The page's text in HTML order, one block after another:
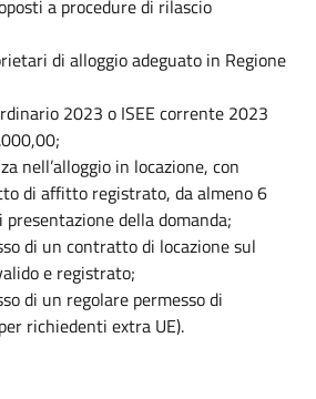
a procedure di rilascio
di alloggio adeguato in Regione
2023 o ISEE corrente 2023
nell’alloggio in locazione, con
di affitto registrato, da almeno 6
presentazione della domanda;
di un contratto di locazione sul
e registrato;
di un regolare permesso di
richiedenti extra UE).